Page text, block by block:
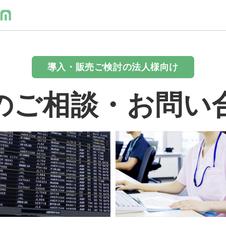
導入・販売ご検討の法人様向け
ご相談・お問い